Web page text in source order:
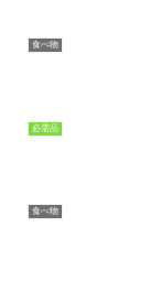
食べ物
必需品
食べ物